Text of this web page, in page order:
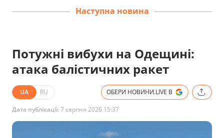
Наступна новина
Потужні вибухи на Одещині:
атака балістичних ракет
UA RU ОБЕРИ НОВИНИ.LIVE В
Дата публікації:7 серпня 2026 15:37